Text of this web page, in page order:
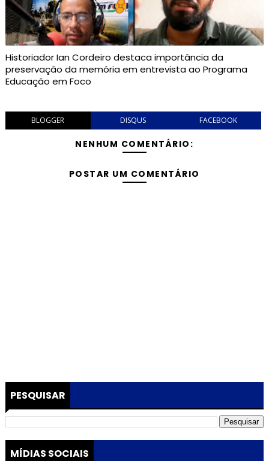
Historiador Ian Cordeiro destaca importância da
preservação da memória em entrevista ao Programa
Educação em Foco
BLOGGER DISQUS FACEBOOK
NENHUM COMENTÁRIO:
POSTAR UM COMENTÁRIO
PESQUISAR
MÍDIAS SOCIAIS